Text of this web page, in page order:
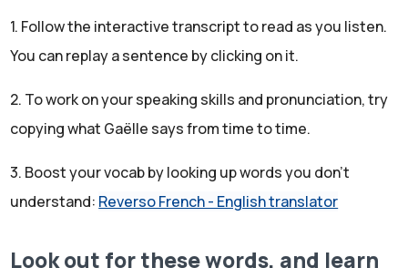
que justement tu as habité en France et tu étais
étudiant en particulier. Donc est-ce que tu peux nous
André:
Oui, je suis arrivé en France en 2007. Avril.. mars ou avril
Gaëlle:
Et donc tu étais étudiant. Qu'est-ce que tu étudiais en
1. Follow the interactive transcript to read as you listen.
You can replay a sentence by clicking on it.
2. To work on your speaking skills and pronunciation, try
copying what Gaëlle says from time to time.
3. Boost your vocab by looking up words you don't
understand: Reverso French - English translator
Look out for these words, and learn